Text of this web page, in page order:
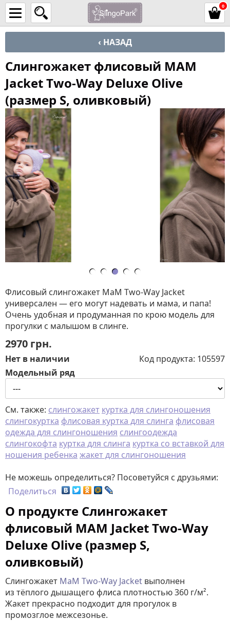
0
‹ НАЗАД
Слингожакет флисовый MAM
Jacket Two-Way Deluxe Olive
(размер S, оливковый)
Флисовый слингожакет MaM Two-Way Jacket
универсален — его могут надевать и мама, и папа!
Очень удобная и продуманная по крою модель для
прогулки с малышом в слинге.
2970 грн.
Нет в наличии Код продукта: 105597
Модельный ряд
См. также: слингожакет куртка для слингоношения
слингокуртка флисовая куртка для слинга флисовая
одежда для слингоношения слингоодежда
слингокофта куртка для слинга куртка со вставкой для
ношения ребенка жакет для слингоношения
Не можешь определиться? Посоветуйся с друзьями:
Поделиться
О продукте Слингожакет
флисовый MAM Jacket Two-Way
Deluxe Olive (размер S,
оливковый)
Слингожакет MaM Two-Way Jacket выполнен
из тёплого дышащего флиса плотностью 360 г/м².
Жакет прекрасно подходит для прогулок в
промозглое межсезонье.